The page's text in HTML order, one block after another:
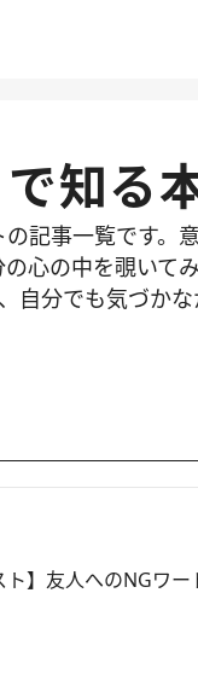
で知
記事一覧です。
の心の中を覗い
自分でも気づかな
ト】友人へのNGワ